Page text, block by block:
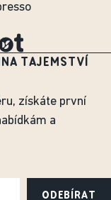
TAJEMSTVÍ
získáte první
a
ODEBÍRAT